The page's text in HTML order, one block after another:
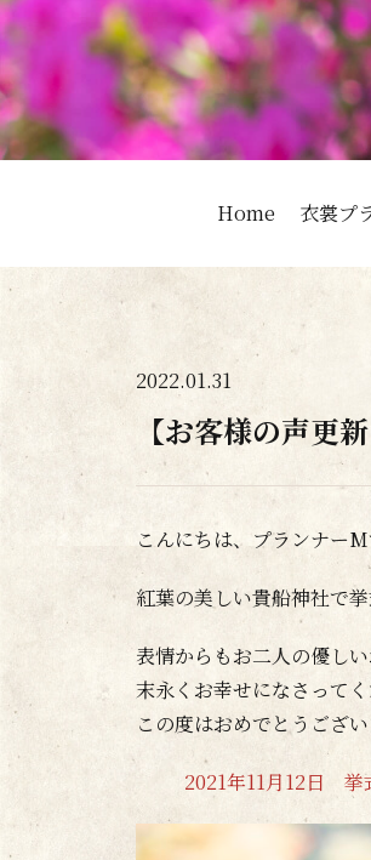
Home 衣裳プ
2022.01.31
【お客様の声更
こんにちは、プランナー
紅葉の美しい貴船神社で
表情からもお二人の優し
末永くお幸せになさってく
この度はおめでとうござい
2021年11月12日